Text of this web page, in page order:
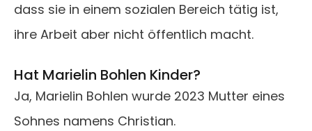
dass sie in einem sozialen Bereich tätig ist,
ihre Arbeit aber nicht öffentlich macht.
Hat Marielin Bohlen Kinder?
Ja, Marielin Bohlen wurde 2023 Mutter eines
Sohnes namens Christian.